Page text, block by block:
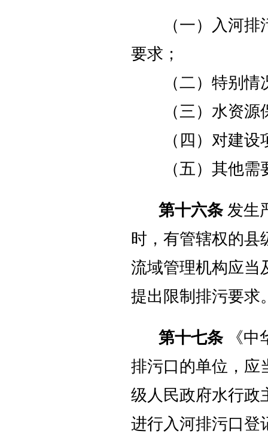
（一）入河排污
要求；
（二）特别情
（三）水资源
（四）对建设项
（五）其他需
第十六条发生
时，有管辖权的县
流域管理机构应当
提出限制排污要求
第十七条《中
排污口的单位，应
级人民政府水行政
进行入河排污口登